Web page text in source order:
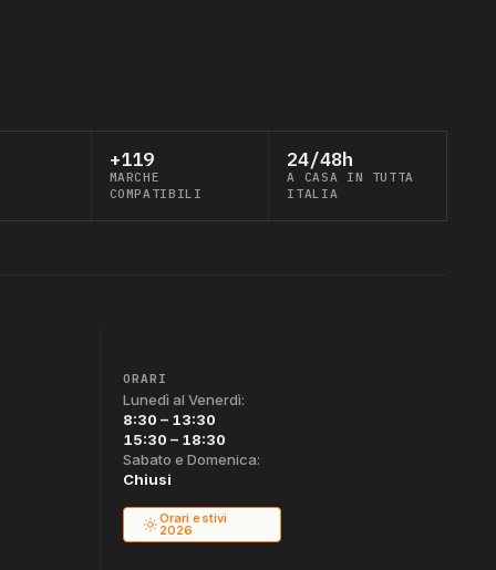
+119
MARCHE
COMPATIBILI
24/48h
A CASA IN TUTTA
ITALIA
ORARI
Lunedì al Venerdì:
8:30 – 13:30
15:30 – 18:30
Sabato e Domenica:
Chiusi
Orari estivi
2026